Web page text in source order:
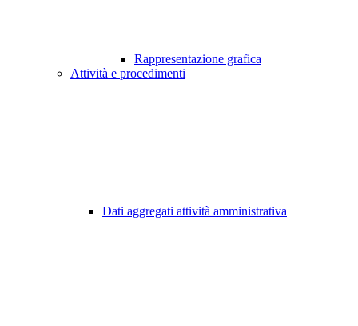
Rappresentazione grafica
Attività e procedimenti
Dati aggregati attività amministrativa